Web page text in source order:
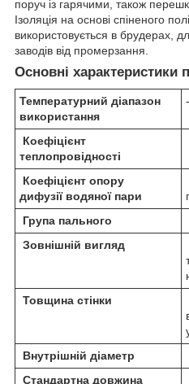
поруч із гарячими, також
Ізоляція на основі спіненого
використовується в брудерах,
заводів від промерзання.
Основні характеристики
Температурний діапазон
використання
Коефіцієнт
теплопровідності
Коефіцієнт опору
дифузії водяної пари
Група пального
Зовнішній вигляд
Товщина стінки
Внутрішній діаметр
Стандартна довжина